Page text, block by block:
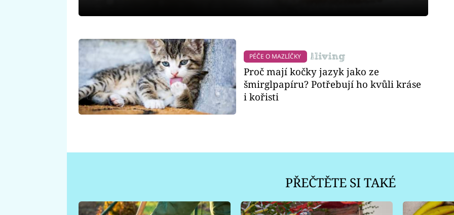
PÉČE O MAZLÍČKY
Proč mají kočky jazyk jako ze
šmirglpapíru? Potřebují ho kvůli kráse
i kořisti
PŘEČTĚTE SI TAKÉ